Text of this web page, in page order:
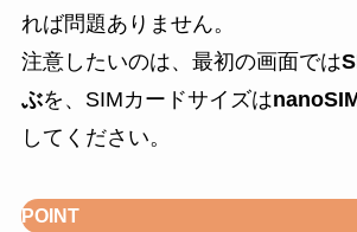
れば問題ありません。
注意したいのは、最初の画面では
ぶを、SIMカードサイズは
してください。
POINT